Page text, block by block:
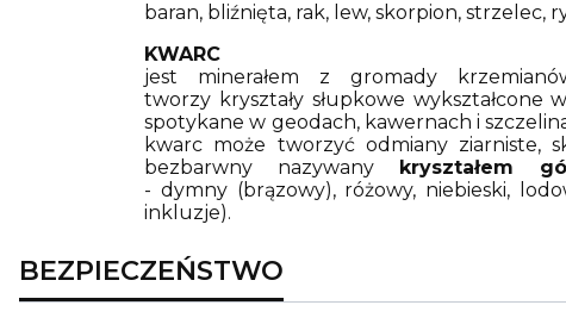
baran, bliźnięta, rak, lew, skorpion, strzelec,
KWARC
jest minerałem z gromady
tworzy kryształy słupkowe wykształcone
spotykane w geodach, kawernach i
kwarc może tworzyć odmiany ziarniste,
bezbarwny nazywany kryształem
- dymny (brązowy), różowy, niebieski,
inkluzje).
BEZPIECZEŃSTWO